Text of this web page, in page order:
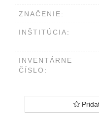
ZNAČENIE:
INŠTITÚCIA:
INVENTÁRNE
ČÍSLO: